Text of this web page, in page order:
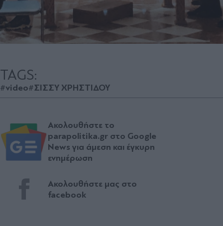
TAGS:
#video#ΣΙΣΣΥ ΧΡΗΣΤΙΔΟΥ
Ακολουθήστε το
parapolitika.gr στο Google
News για άμεση και έγκυρη
ενημέρωση
Ακολουθήστε μας στο
facebook